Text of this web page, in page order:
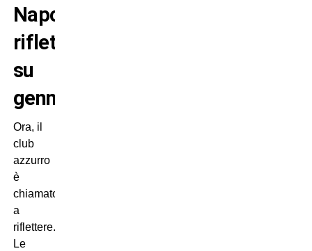
Napoli
riflette
su
gennaio
Ora, il
club
azzurro
è
chiamato
a
riflettere.
Le